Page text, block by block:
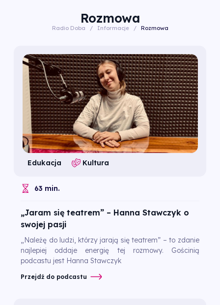
Rozmowa
Radio Doba / Informacje / Rozmowa
Edukacja Kultura
63 min.
„Jaram się teatrem” – Hanna Stawczyk o
swojej pasji
„Należę do ludzi, którzy jarają się teatrem” – to zdanie
najlepiej oddaje energię tej rozmowy. Gościnią
podcastu jest Hanna Stawczyk
Przejdź do podcastu